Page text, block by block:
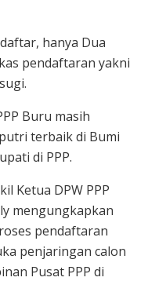
hanya Dua
pendaftaran yakni
Buru masih
terbaik di Bumi
di PPP.
Ketua DPW PPP
mengungkapkan
pendaftaran
penjaringan calon
Pusat PPP di